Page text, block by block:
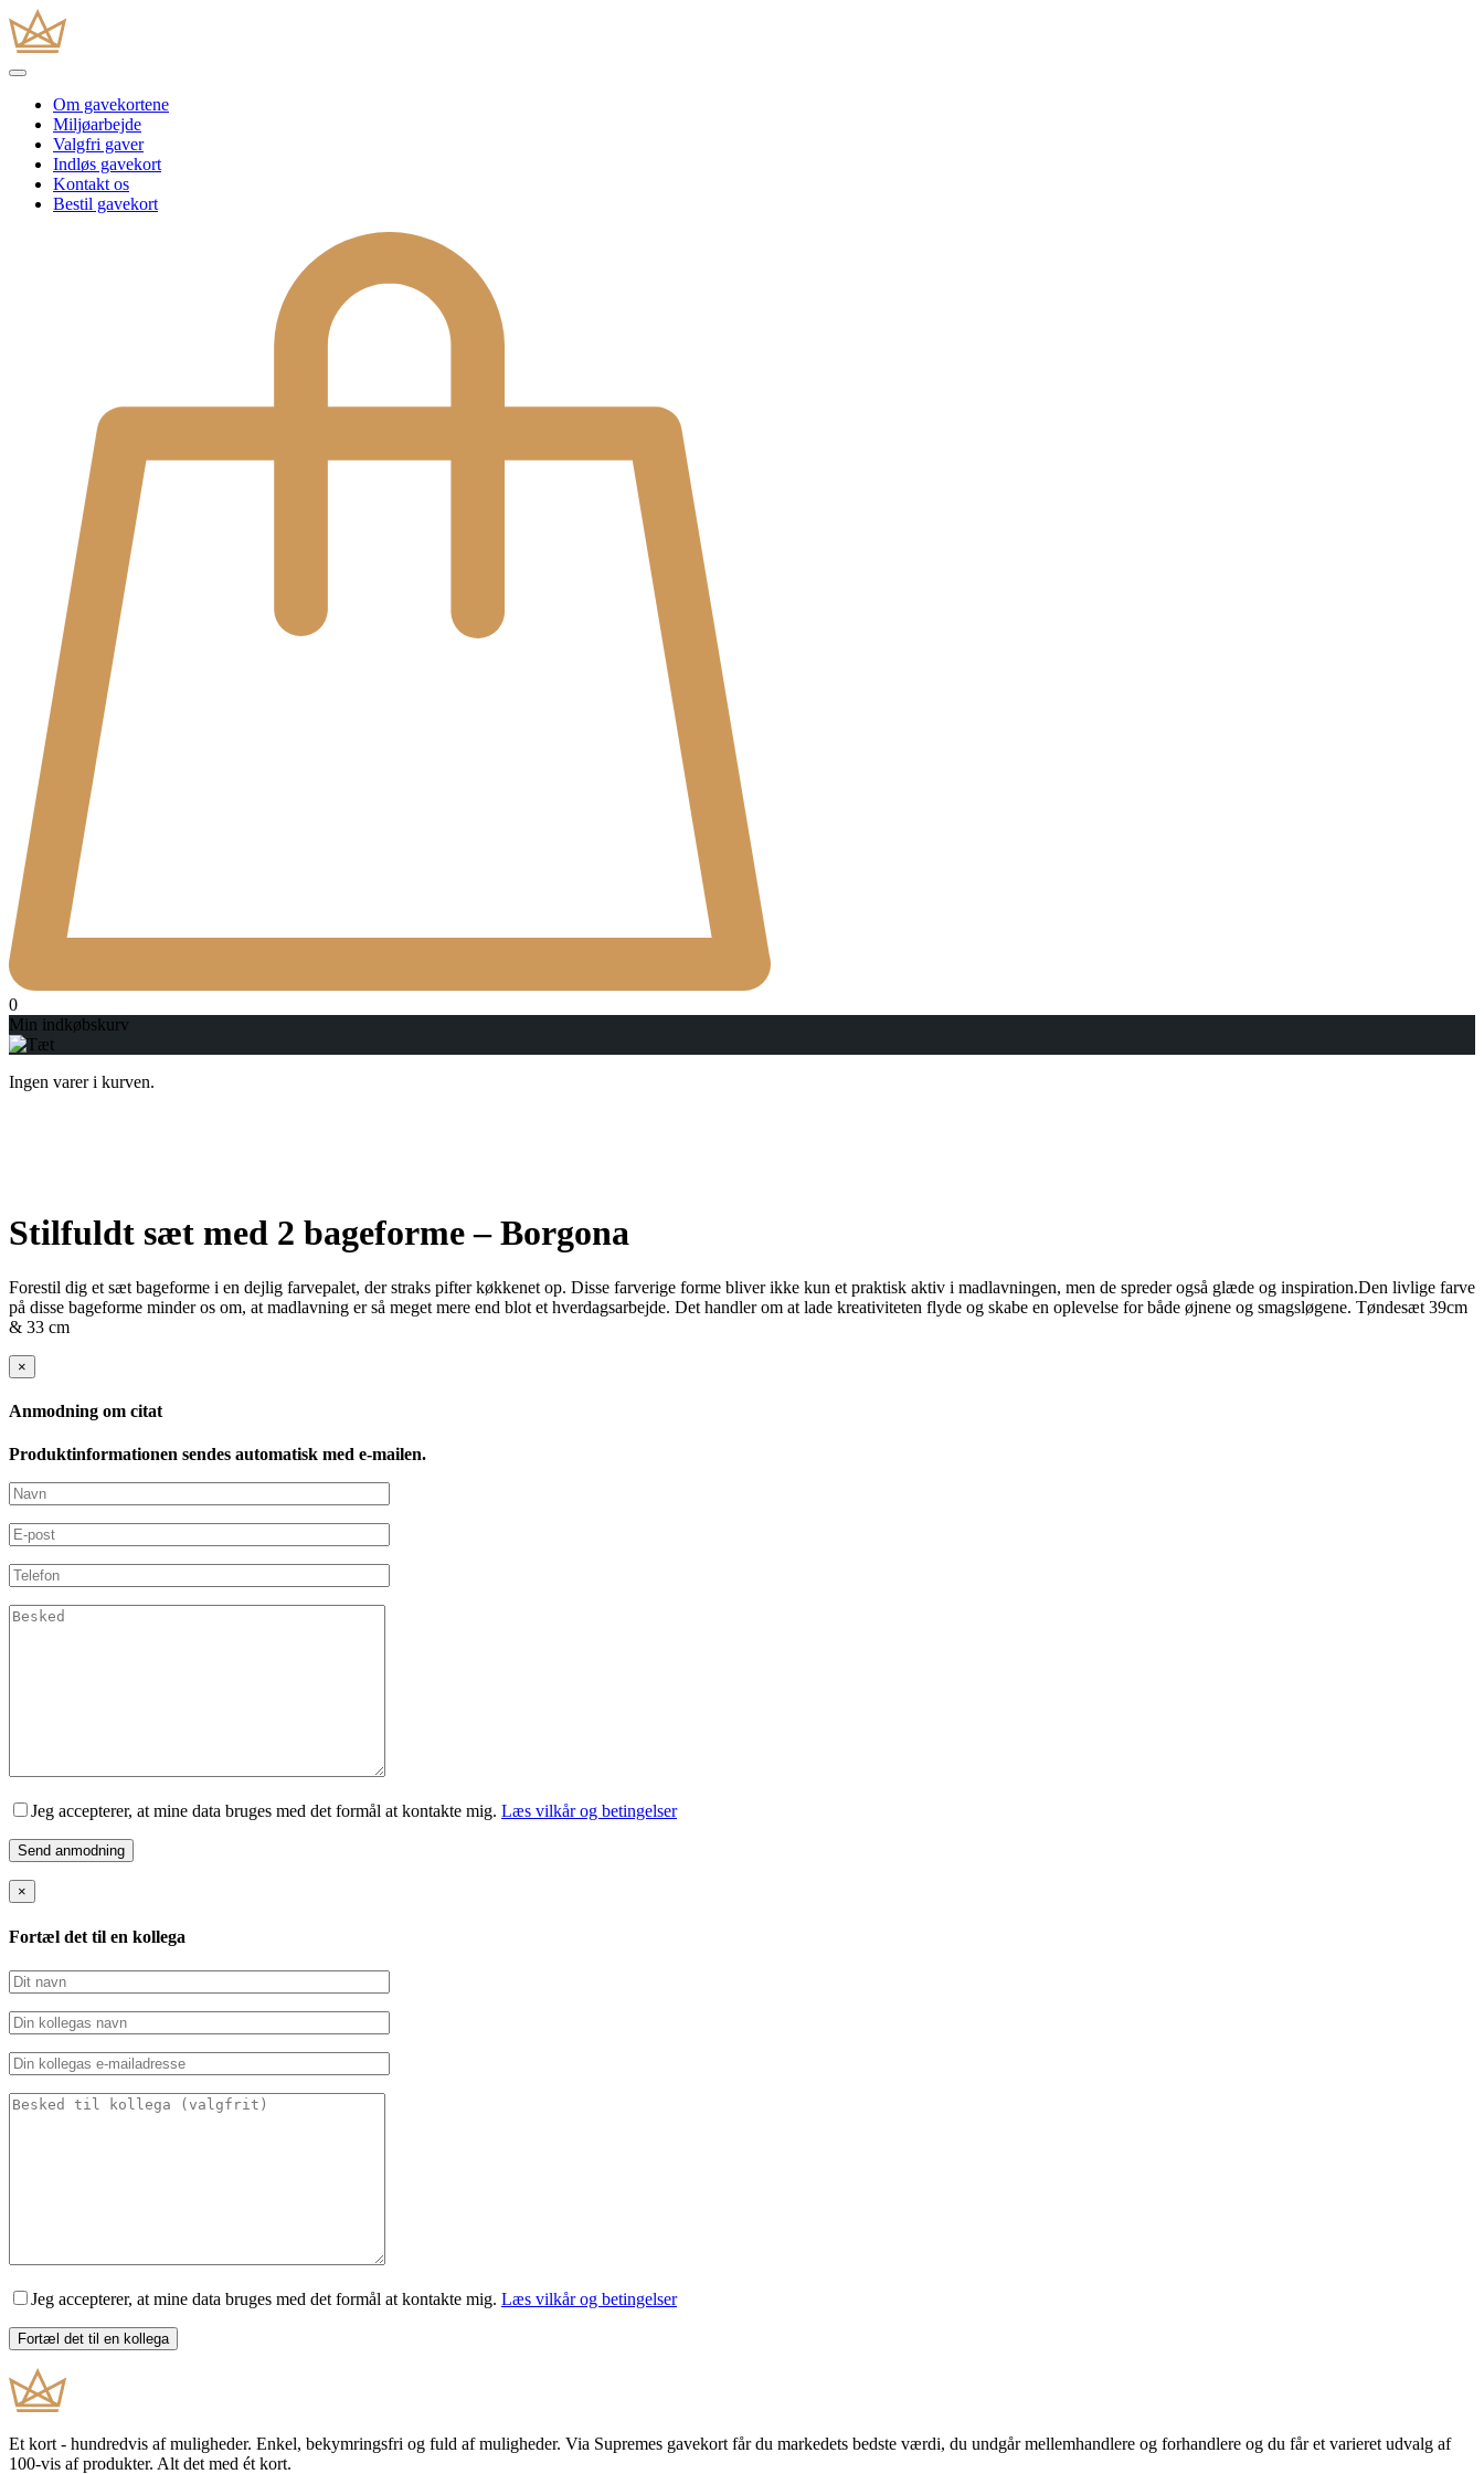
Om gavekortene
Miljøarbejde
Valgfri gaver
Indløs gavekort
Kontakt os
Bestil gavekort
0
Min indkøbskurv
Ingen varer i kurven.
Stilfuldt sæt med 2 bageforme – Borgona
Forestil dig et sæt bageforme i en dejlig farvepalet, der straks pifter køkkenet op. Disse farverige forme bliver ikke kun et praktisk aktiv i madlavningen, men de spreder også glæde og inspiration.Den livlige farve
på disse bageforme minder os om, at madlavning er så meget mere end blot et hverdagsarbejde. Det handler om at lade kreativiteten flyde og skabe en oplevelse for både øjnene og smagsløgene. Tøndesæt 39cm
& 33 cm
×
Anmodning om citat
Produktinformationen sendes automatisk med e-mailen.
Jeg accepterer, at mine data bruges med det formål at kontakte mig. Læs vilkår og betingelser
×
Fortæl det til en kollega
Jeg accepterer, at mine data bruges med det formål at kontakte mig. Læs vilkår og betingelser
Et kort - hundredvis af muligheder. Enkel, bekymringsfri og fuld af muligheder. Via Supremes gavekort får du markedets bedste værdi, du undgår mellemhandlere og forhandlere og du får et varieret udvalg af
100-vis af produkter. Alt det med ét kort.